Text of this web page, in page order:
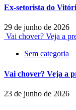
Ex-setorista do
29 de junho de 2026
Vai chover? Veja a
Sem categoria
Vai chover? Veja a
23 de junho de 2026